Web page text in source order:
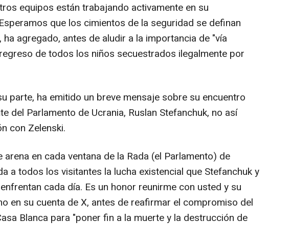
equipos están trabajando activamente en su
que los cimientos de la seguridad se definan
ha agregado, antes de aludir a la importancia de "vía
de todos los niños secuestrados ilegalmente por
parte, ha emitido un breve mensaje sobre su encuentro
del Parlamento de Ucrania, Ruslan Stefanchuk, no así
con Zelenski.
en cada ventana de la Rada (el Parlamento) de
a todos los visitantes la lucha existencial que Stefanchuk y
cada día. Es un honor reunirme con usted y su
en su cuenta de X, antes de reafirmar el compromiso del
Blanca para "poner fin a la muerte y la destrucción de